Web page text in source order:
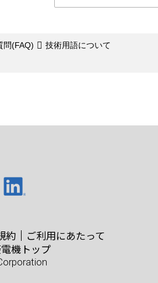
問(FAQ)
技術用語について
約
ご利用にあたって
機トップ